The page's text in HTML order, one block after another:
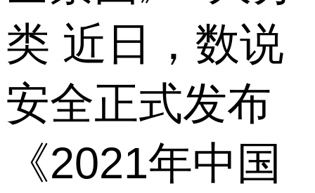
类 近日，数说
安全正式发布
《2021年中国